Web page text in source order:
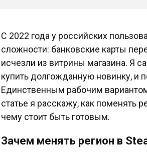
С 2022 года у российских
сложности: банковские карты
исчезли из витрины магазина. Я
купить долгожданную новинку, и
Единственным рабочим
статье я расскажу, как поменять
чему стоит быть готовым.
Зачем менять регион в